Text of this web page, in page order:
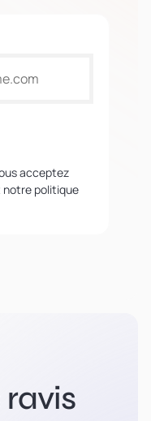
acceptez
politique
ravis